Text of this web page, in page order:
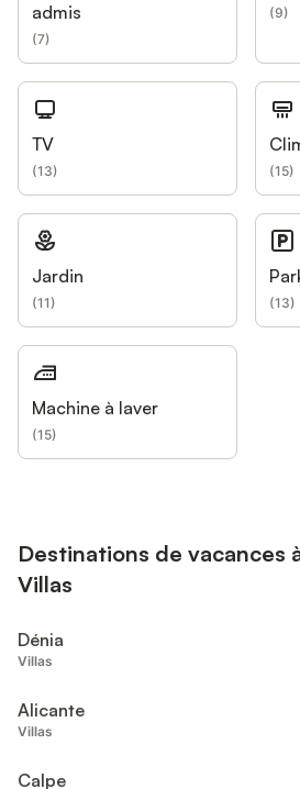
admis
(7)
(9)
TV
(13) (15)
Jardin
(11) (13)
Machine à laver
(15)
Destinations de vacances
Villas
Dénia
Villas
Alicante
Villas
Calpe